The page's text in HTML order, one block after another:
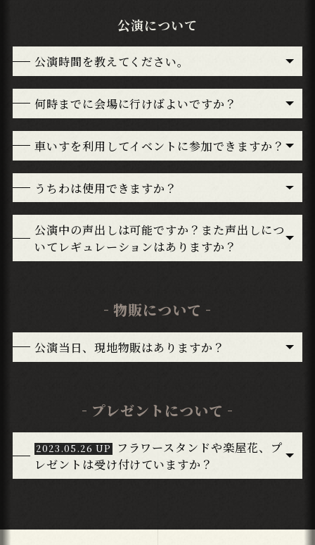
公演について
公演時間を教えてください。
何時までに会場に行けばよいですか？
車いすを利用してイベントに参加できますか？
うちわは使用できますか？
公演中の声出しは可能ですか？また声出しにつ
いてレギュレーションはありますか？
物販について
公演当日、現地物販はありますか？
プレゼントについて
フラワースタンドや楽屋花、プ
レゼントは受け付けていますか？